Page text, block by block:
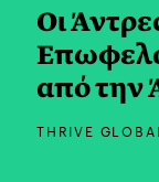
Οι
από την
THRIVE GLOBAL